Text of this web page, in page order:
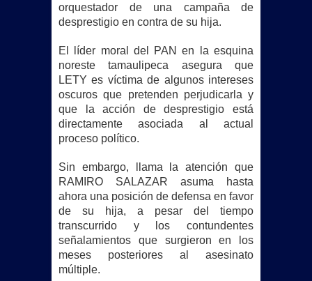
orquestador de una campaña de
desprestigio en contra de su hija.
El líder moral del PAN en la esquina
noreste tamaulipeca asegura que
LETY es víctima de algunos intereses
oscuros que pretenden perjudicarla y
que la acción de desprestigio está
directamente asociada al actual
proceso político.
Sin embargo, llama la atención que
RAMIRO SALAZAR asuma hasta
ahora una posición de defensa en favor
de su hija, a pesar del tiempo
transcurrido y los contundentes
señalamientos que surgieron en los
meses posteriores al asesinato
múltiple.